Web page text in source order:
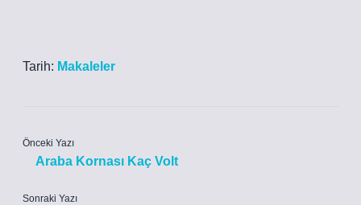
Tarih: Makaleler
Önceki Yazı
Araba Kornası Kaç Volt
Sonraki Yazı